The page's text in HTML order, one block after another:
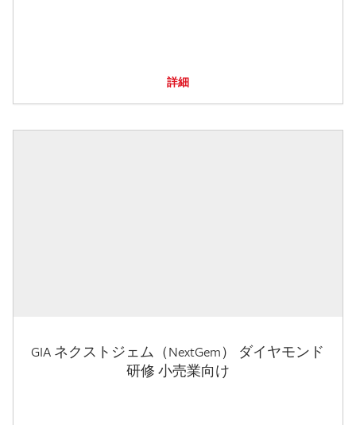
詳細
GIA ネクストジェム（NextGem） ダイヤモンド
研修 小売業向け